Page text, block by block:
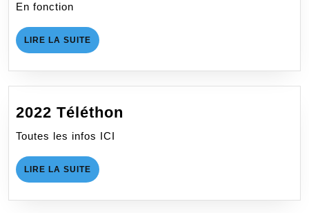
En fonction
LIRE LA SUITE LIRE
LA
2022 Téléthon
Toutes les infos ICI
LIRE LA SUITE LIRE
LA